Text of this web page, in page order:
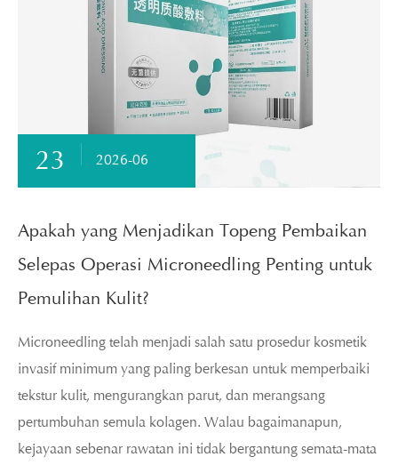
23 2026-06
Apakah yang Menjadikan Topeng Pembaikan
Selepas Operasi Microneedling Penting untuk
Pemulihan Kulit?
Microneedling telah menjadi salah satu prosedur kosmetik
invasif minimum yang paling berkesan untuk memperbaiki
tekstur kulit, mengurangkan parut, dan merangsang
pertumbuhan semula kolagen. Walau bagaimanapun,
kejayaan sebenar rawatan ini tidak bergantung semata-mata